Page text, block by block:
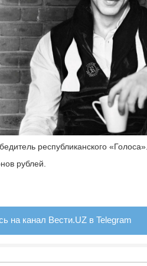
республиканского «Голоса».
рублей.
на канал Вести.UZ в Telegram